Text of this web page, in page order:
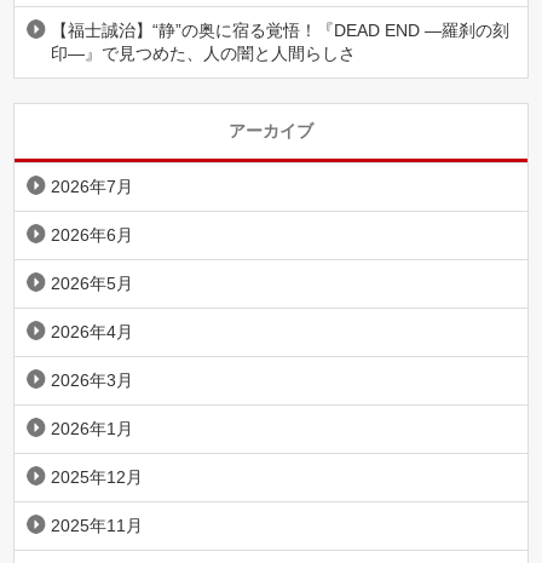
【福士誠治】“静”の奥に宿る覚悟！『DEAD END ―羅刹の刻
印―』で見つめた、人の闇と人間らしさ
アーカイブ
2026年7月
2026年6月
2026年5月
2026年4月
2026年3月
2026年1月
2025年12月
2025年11月